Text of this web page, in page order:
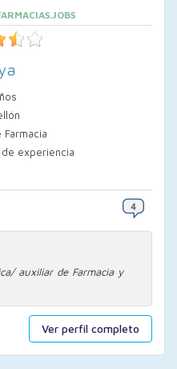
Ver perfil completo
experiencia
auxiliar de Farmacia y